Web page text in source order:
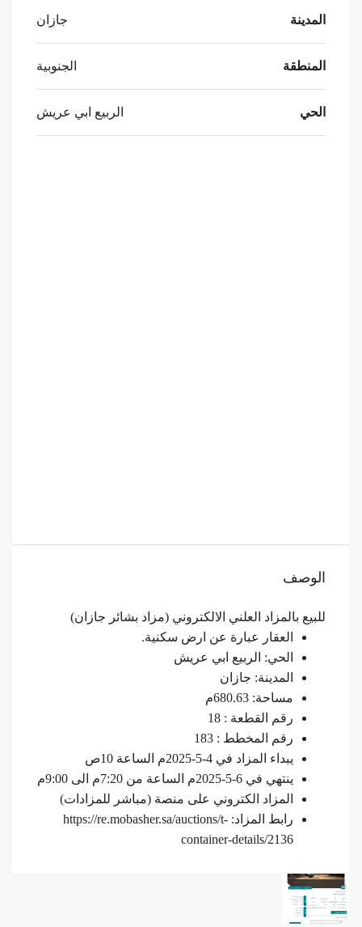
المدينة جازان
المنطقة الجنوبية
الحي الربيع ابي عريش
الوصف
للبيع بالمزاد العلني الالكتروني (مزاد بشائر جازان)
العقار عبارة عن ارض سكنية.
الحي: الربيع ابي عريش
المدينة: جازان
مساحة: 680.63م
رقم القطعة : 18
رقم المخطط : 183
يبداء المزاد في 4-5-2025م الساعة 10ص
ينتهي في 6-5-2025م الساعة من 7:20م الى 9:00م
المزاد الكتروني على منصة (مباشر للمزادات)
رابط المزاد: https://re.mobasher.sa/auctions/t-
container-details/2136